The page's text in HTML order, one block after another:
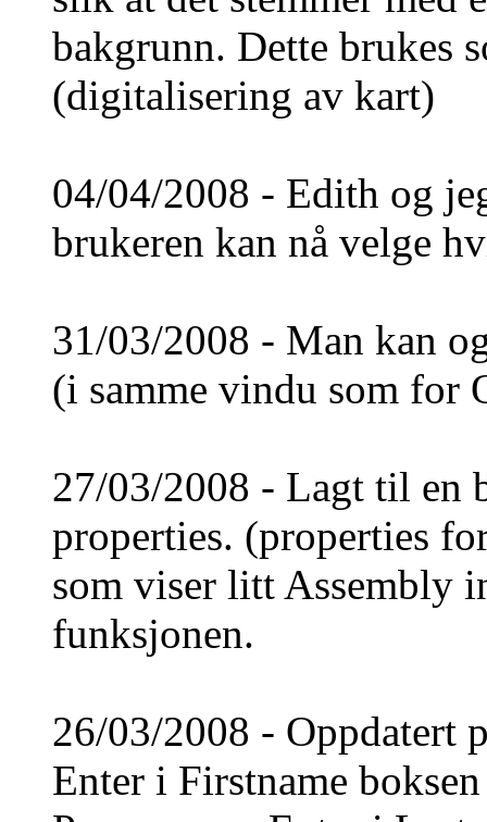
bakgrunn. Dette brukes
(digitalisering av kart)
04/04/2008 - Edith og
brukeren kan nå velge
31/03/2008 - Man kan
(i samme vindu som for
27/03/2008 - Lagt til en
properties. (properties
som viser litt Assembly
funksjonen.
26/03/2008 - Oppdatert
Enter i Firstname